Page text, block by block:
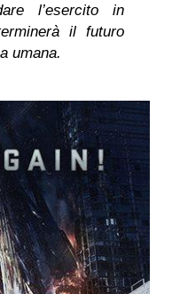
l’esercito in
il futuro
umana.